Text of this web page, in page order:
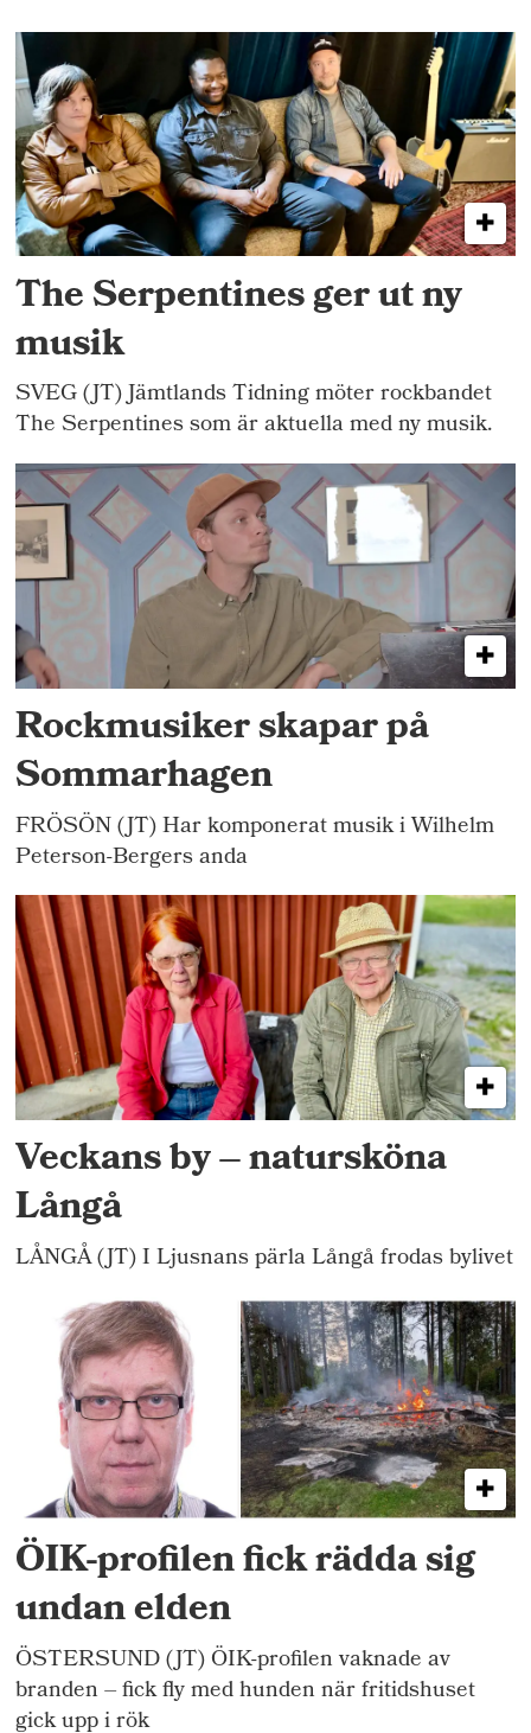
The Serpentines ger ut ny
musik
SVEG (JT) Jämtlands Tidning möter rockbandet
The Serpentines som är aktuella med ny musik.
Rockmusiker skapar på
Sommarhagen
FRÖSÖN (JT) Har komponerat musik i Wilhelm
Peterson-Bergers anda
Veckans by – natursköna
Långå
LÅNGÅ (JT) I Ljusnans pärla Långå frodas bylivet
ÖIK-profilen fick rädda sig
undan elden
ÖSTERSUND (JT) ÖIK-profilen vaknade av
branden – fick fly med hunden när fritidshuset
gick upp i rök